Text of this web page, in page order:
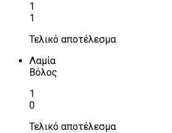
1
1
Τελικό αποτέλεσμα
Λαμία
Βόλος
1
0
Τελικό αποτέλεσμα